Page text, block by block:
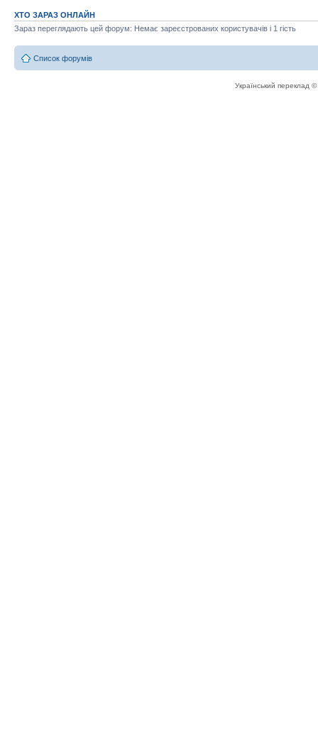
ХТО ЗАРАЗ ОНЛАЙН
Зараз переглядають цей форум: Немає зареєстрованих користувачів і 1 гість
Список форумів
Український переклад